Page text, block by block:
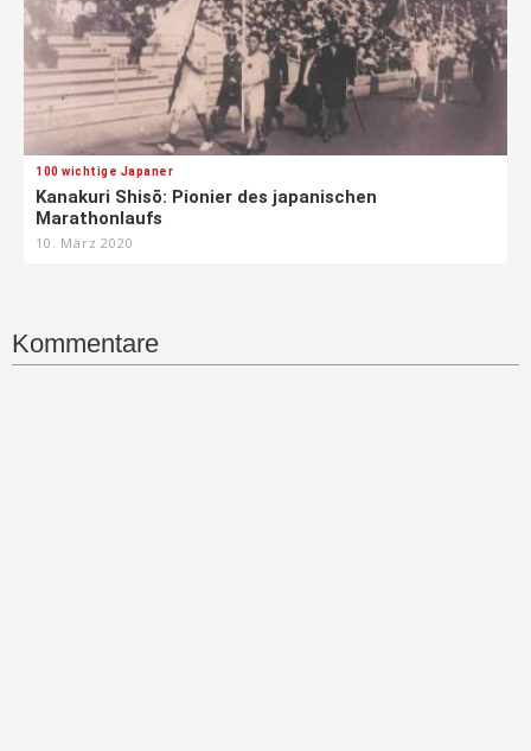
100 wichtige Japaner
Kanakuri Shisō: Pionier des japanischen
Marathonlaufs
10. März 2020
Kommentare